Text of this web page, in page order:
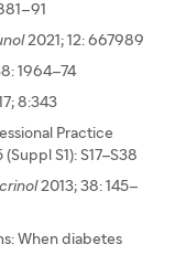
2021; 12: 667989
1964–74
8:343
Practice
S1): S17–S38
2013; 38: 145–
When diabetes